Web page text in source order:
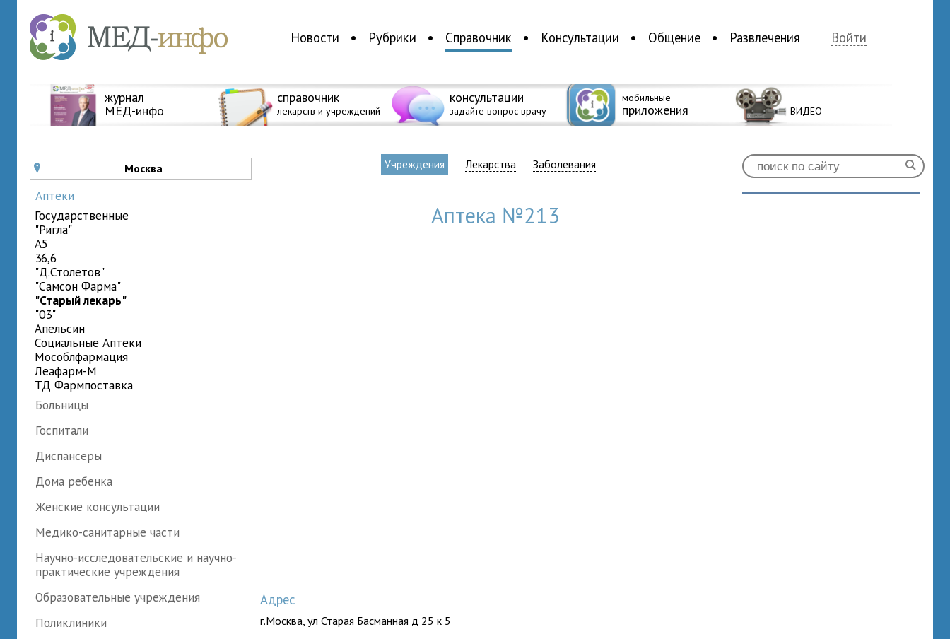
Новости Рубрики Справочник Консультации Общение Развлечения Войти
журнал
МЕД-инфо
справочник
лекарств и учреждений
консультации
задайте вопрос врачу
мобильные
приложения ВИДЕО
u Москва
Аптеки
государственные
"Ригла"
A5
36,6
"Д.Столетов"
"Самсон Фарма"
"Старый лекарь"
"03"
Апельсин
Социальные Аптеки
Мособлфармация
Леафарм-М
ТД Фармпоставка
Больницы
Госпитали
Диспансеры
Дома ребенка
Женские консультации
Медико-санитарные части
Научно-исследовательские и научно-
практические учреждения
Образовательные учреждения
Поликлиники
Учреждения Лекарства Заболевания
Аптека №213
Адрес
г.Москва, ул Старая Басманная д 25 к 5